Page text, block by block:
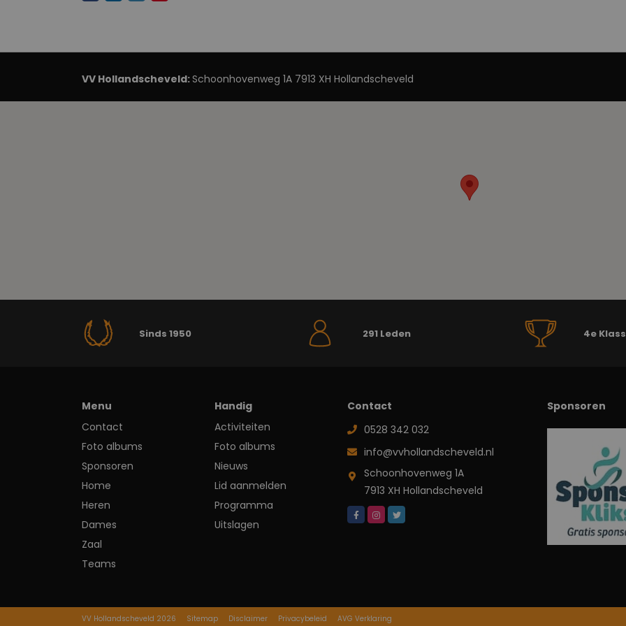
VV Hollandscheveld:Schoonhovenweg 1A 7913 XH Hollandscheveld
Sinds 1950 291 Leden 4e
Menu
Contact
Foto albums
Sponsoren
Home
Heren
Dames
Zaal
Teams
Handig
Activiteiten
Foto albums
Nieuws
Lid aanmelden
Programma
Uitslagen
Contact
0528 342 032
info@vvhollandscheveld.nl
Schoonhovenweg 1A
7913 XH Hollandscheveld
Sponsoren
VV Hollandscheveld 2026 Sitemap Disclaimer Privacybeleid AVG Verklaring